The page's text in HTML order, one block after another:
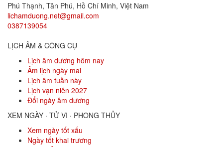
Phú Thạnh, Tân Phú, Hồ Chí Minh, Việt Nam
lichamduong.net@gmail.com
0387139054
LỊCH ÂM & CÔNG CỤ
Lịch âm dương hôm nay
Âm lịch ngày mai
Lịch âm tuần này
Lịch vạn niên 2027
Đổi ngày âm dương
XEM NGÀY · TỬ VI · PHONG THỦY
Xem ngày tốt xấu
Ngày tốt khai trương